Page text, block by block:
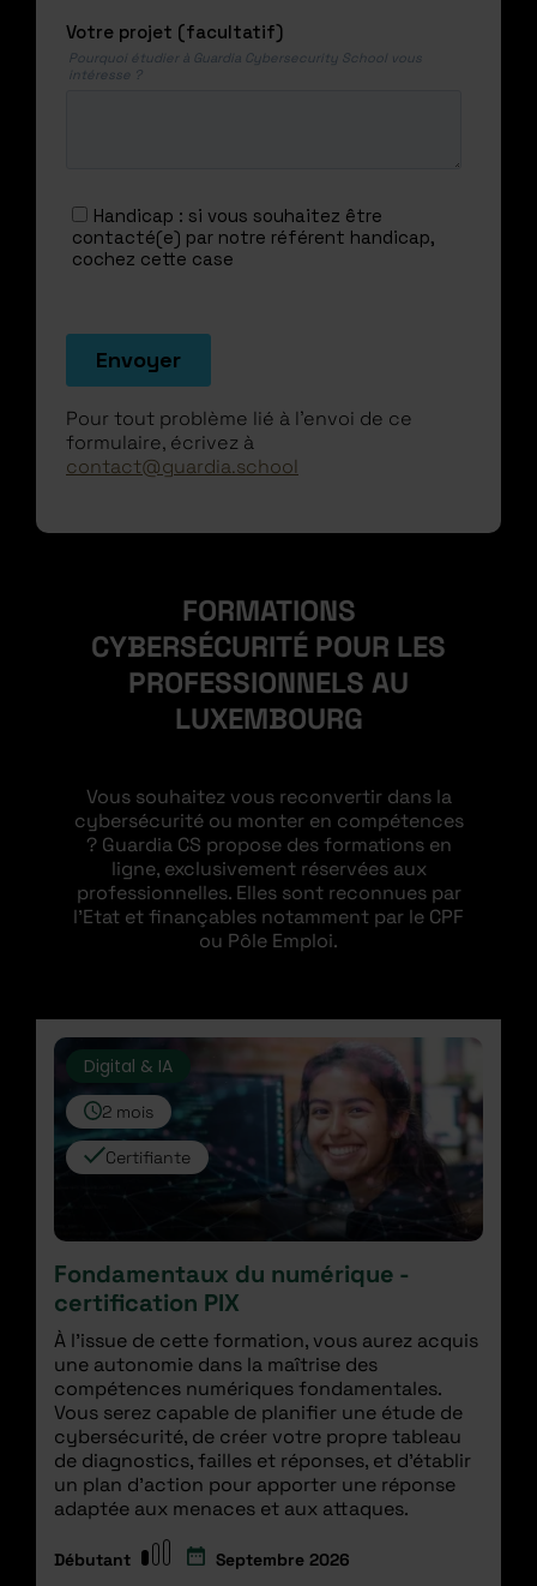
Pour tout problème lié à l'envoi de ce
formulaire, écrivez à
contact@guardia.school
FORMATIONS
CYBERSÉCURITÉ POUR LES
PROFESSIONNELS AU
LUXEMBOURG
Vous souhaitez vous reconvertir dans la
cybersécurité ou monter en compétences
? Guardia CS propose des formations en
ligne, exclusivement réservées aux
professionnelles. Elles sont reconnues par
l’Etat et finançables notamment par le CPF
ou Pôle Emploi.
Digital & IA
2 mois
Certifiante
Fondamentaux du numérique -
certification PIX
À l'issue de cette formation, vous aurez acquis
une autonomie dans la maîtrise des
compétences numériques fondamentales.
Vous serez capable de planifier une étude de
cybersécurité, de créer votre propre tableau
de diagnostics, failles et réponses, et d'établir
un plan d'action pour apporter une réponse
adaptée aux menaces et aux attaques.
Débutant Septembre 2026